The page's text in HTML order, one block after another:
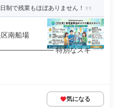
制で残業もほぼありません！
南船場
特別なスキ
気になる